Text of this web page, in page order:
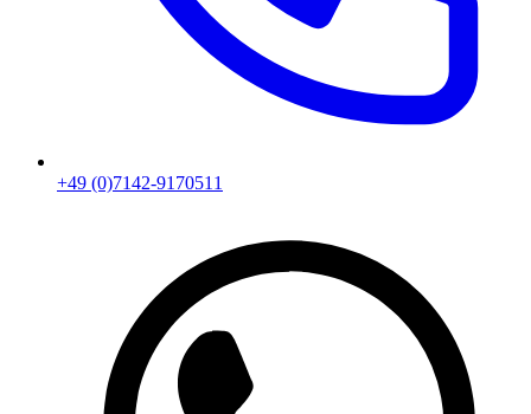
+49 (0)7142-9170511